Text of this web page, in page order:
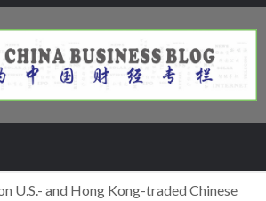
U.S.- and Hong Kong-traded Chinese